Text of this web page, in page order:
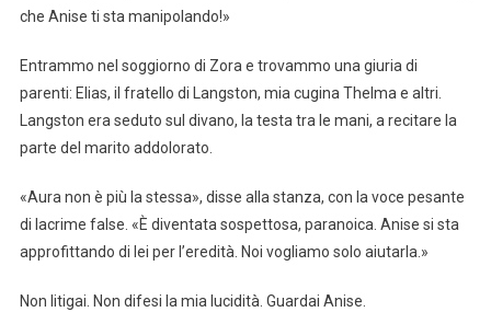
che Anise ti sta manipolando!»
Entrammo nel soggiorno di Zora e trovammo una giuria di
parenti: Elias, il fratello di Langston, mia cugina Thelma e altri.
Langston era seduto sul divano, la testa tra le mani, a recitare la
parte del marito addolorato.
«Aura non è più la stessa», disse alla stanza, con la voce pesante
di lacrime false. «È diventata sospettosa, paranoica. Anise si sta
approfittando di lei per l’eredità. Noi vogliamo solo aiutarla.»
Non litigai. Non difesi la mia lucidità. Guardai Anise.